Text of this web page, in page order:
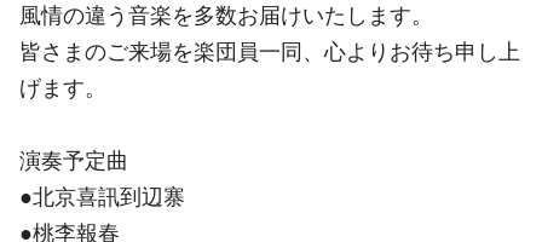
風情の違う音楽を多数お届けいたします。
皆さまのご来場を楽団員一同、心よりお待ち申し上
げます。
演奏予定曲
●北京喜訊到辺寨
●桃李報春